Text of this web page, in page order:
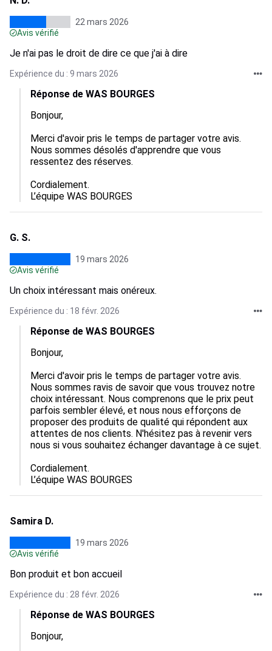
22 mars 2026
Avis vérifié
Je n'ai pas le droit de dire ce que j'ai à dire
Expérience du : 9 mars 2026
Réponse de WAS BOURGES
Bonjour,
Merci d'avoir pris le temps de partager votre avis.
Nous sommes désolés d'apprendre que vous
ressentez des réserves.
Cordialement.
L’équipe WAS BOURGES
G. S.
19 mars 2026
Avis vérifié
Un choix intéressant mais onéreux.
Expérience du : 18 févr. 2026
Réponse de WAS BOURGES
Bonjour,
Merci d'avoir pris le temps de partager votre avis.
Nous sommes ravis de savoir que vous trouvez notre
choix intéressant. Nous comprenons que le prix peut
parfois sembler élevé, et nous nous efforçons de
proposer des produits de qualité qui répondent aux
attentes de nos clients. N'hésitez pas à revenir vers
nous si vous souhaitez échanger davantage à ce sujet.
Cordialement.
L’équipe WAS BOURGES
Samira D.
19 mars 2026
Avis vérifié
Bon produit et bon accueil
Expérience du : 28 févr. 2026
Réponse de WAS BOURGES
Bonjour,